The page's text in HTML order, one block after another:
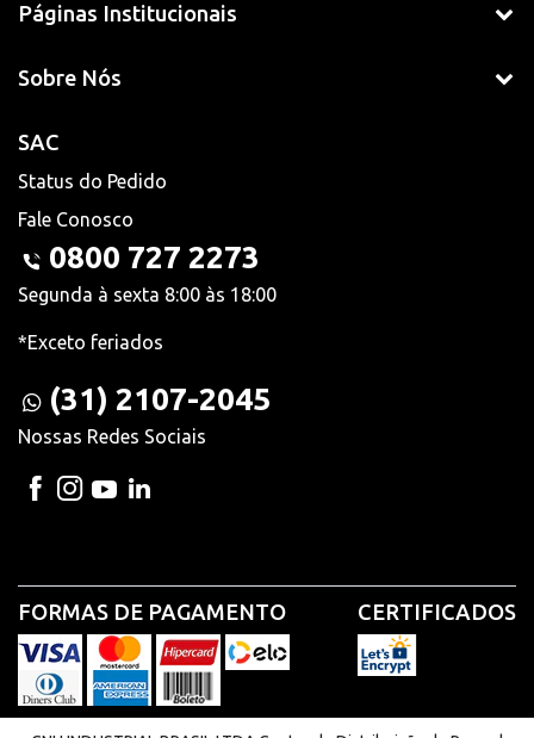
Páginas Institucionais
Sobre Nós
SAC
Status do Pedido
Fale Conosco
0800 727 2273
Segunda à sexta 8:00 às 18:00
*Exceto feriados
(31) 2107-2045
Nossas Redes Sociais
FORMAS DE PAGAMENTO CERTIFICADOS